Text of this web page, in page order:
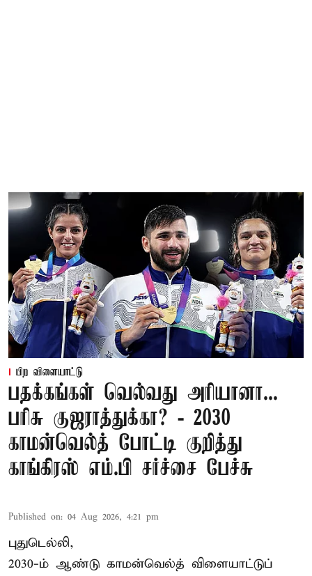
பிற விளையாட்டு
பதக்கங்கள் வெல்வது அரியானா...
பரிசு குஜராத்துக்கா? - 2030
காமன்வெல்த் போட்டி குறித்து
காங்கிரஸ் எம்.பி சர்ச்சை பேச்சு
Published on: 04 Aug 2026, 4:21 pm
புதுடெல்லி,
2030-ம் ஆண்டு காமன்வெல்த் விளையாட்டுப்